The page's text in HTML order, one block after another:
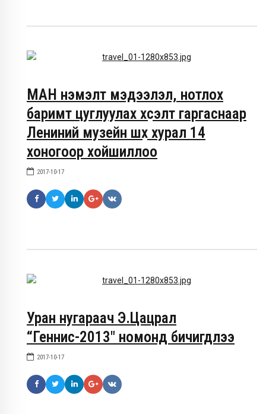
МАН нэмэлт мэдээлэл, нотлох
баримт цуглуулах хүсэлт гаргаснаар
Лениний музейн шүүх хурал 14
хоногоор хойшиллоо
2017-10-17
Уран нугараач Э.Цацрал
“Геннис-2013″ номонд бичигдлээ
2017-10-17